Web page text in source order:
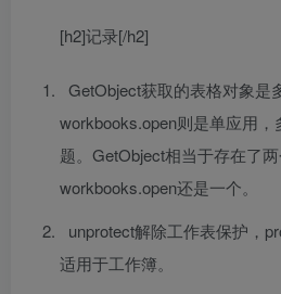
[h2]记录[/h2]
GetObject获取的表格对象是
workbooks.open则是单应用
题。GetObject相当于存在了
workbooks.open还是一个。
unprotect解除工作表保护，
适用于工作簿。